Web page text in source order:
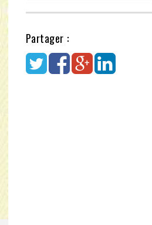
Partager :